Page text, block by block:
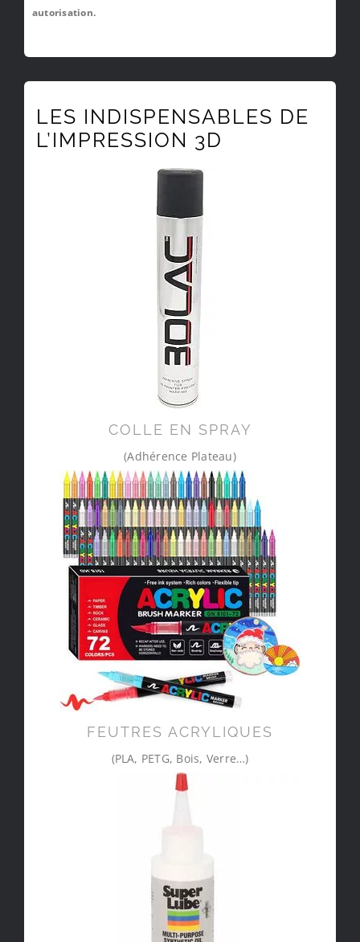
autorisation.
LES INDISPENSABLES DE
L’IMPRESSION 3D
COLLE EN SPRAY
(Adhérence Plateau)
FEUTRES ACRYLIQUES
(PLA, PETG, Bois, Verre…)